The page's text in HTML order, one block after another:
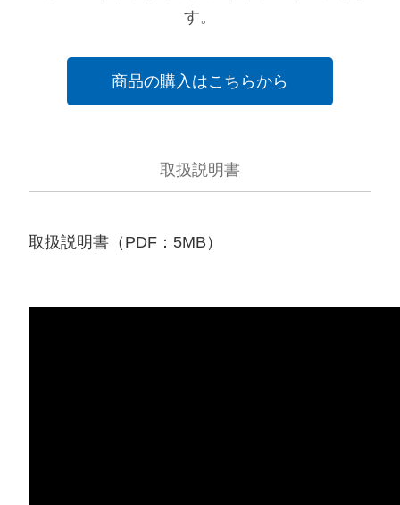
す。
商品の購入はこちらから
取扱説明書
取扱説明書（PDF：5MB）